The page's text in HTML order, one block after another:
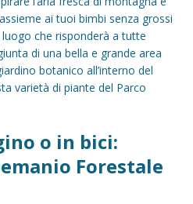
ai tuoi bimbi senza grossi
che risponderà a tutte
di una bella e grande area
botanico all’interno del
varietà di piante del Parco
o in bici:
Forestale